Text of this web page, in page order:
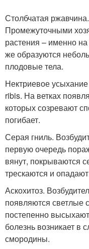
Столбчатая
Промежуточными
растения – именно
же образуются
плодовые тела.
Нектриевое
ribis. На ветках
которых созревают
погибает.
Серая гниль.
первую очередь
вянут, покрываются
трескаются и
Аскохитоз.
появляются светлые
постепенно
болезнь возникает в
смородины.